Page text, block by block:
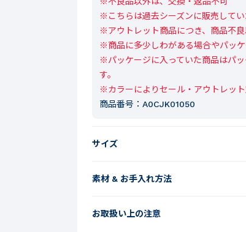
※こちらは過去シーズンに販売して
※アウトレット商品につき、商品不
※商品に多少しわがある場合やパッ
※パッケージに入っていた商品はパ
す。
※カラーによりセール・アウトレット
商品番号： A0CJK01050
サイズ
素材 & お手入れ方法
お取扱い上の注意